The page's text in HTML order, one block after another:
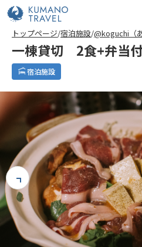
トップページ 宿泊施設 @koguchi（
一棟貸切 2食+弁当
宿泊施設